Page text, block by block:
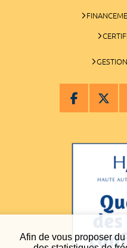
Afin de vous proposer